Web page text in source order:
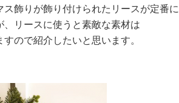
ス飾りが飾り付けられたリースが定番に
、リースに使うと素敵な素材は
ので紹介したいと思います。